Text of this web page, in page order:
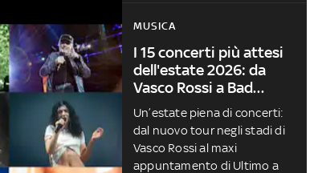
MUSICA
I 15 concerti più attesi
dell'estate 2026: da
Vasco Rossi a Bad
Bunny
Un’estate piena di concerti:
dal nuovo tour negli stadi di
Vasco Rossi al maxi
appuntamento di Ultimo a